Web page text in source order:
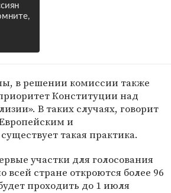
в решении комиссии также
Конституции над
В таких случаях, говорит
и
такая практика.
участки для голосования
всей стране откроются более 96
проходить до 1 июля